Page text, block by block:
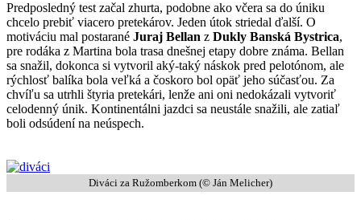
Predposledný test začal zhurta, podobne ako včera sa do úniku
chcelo prebiť viacero pretekárov. Jeden útok striedal ďalší. O
motiváciu mal postarané Juraj Bellan z Dukly Banská Bystrica,
pre rodáka z Martina bola trasa dnešnej etapy dobre známa. Bellan
sa snažil, dokonca si vytvoril aký-taký náskok pred pelotónom, ale
rýchlosť balíka bola veľká a čoskoro bol opäť jeho súčasťou. Za
chvíľu sa utrhli štyria pretekári, lenže ani oni nedokázali vytvoriť
celodenný únik. Kontinentálni jazdci sa neustále snažili, ale zatiaľ
boli odsúdení na neúspech.
Diváci za Ružomberkom (© Ján Melicher)